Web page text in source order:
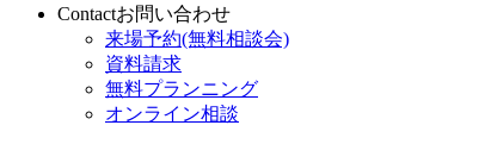
Contactお問い合わせ
来場予約(無料相談会)
資料請求
無料プランニング
オンライン相談